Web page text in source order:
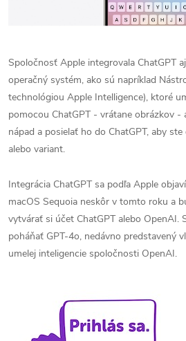
Spoločnosť Apple integrovala ChatGPT
operačný systém, ako sú napríklad
technológiou Apple Intelligence), ktoré
pomocou ChatGPT - vrátane obrázkov -
nápad a posielať ho do ChatGPT, aby
alebo variant.
Integrácia ChatGPT sa podľa Apple
macOS Sequoia neskôr v tomto roku a
vytvárať si účet ChatGPT alebo OpenAI.
poháňať GPT-4o, nedávno predstavený
umelej inteligencie spoločnosti OpenAI.